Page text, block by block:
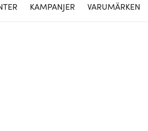
KAMPANJER VARUMÄRKEN